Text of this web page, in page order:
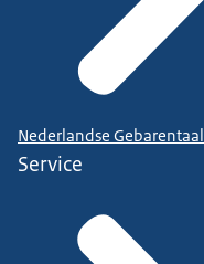
Nederlandse Gebarentaal
Service